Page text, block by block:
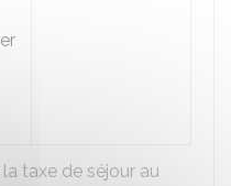
taxe de séjour au